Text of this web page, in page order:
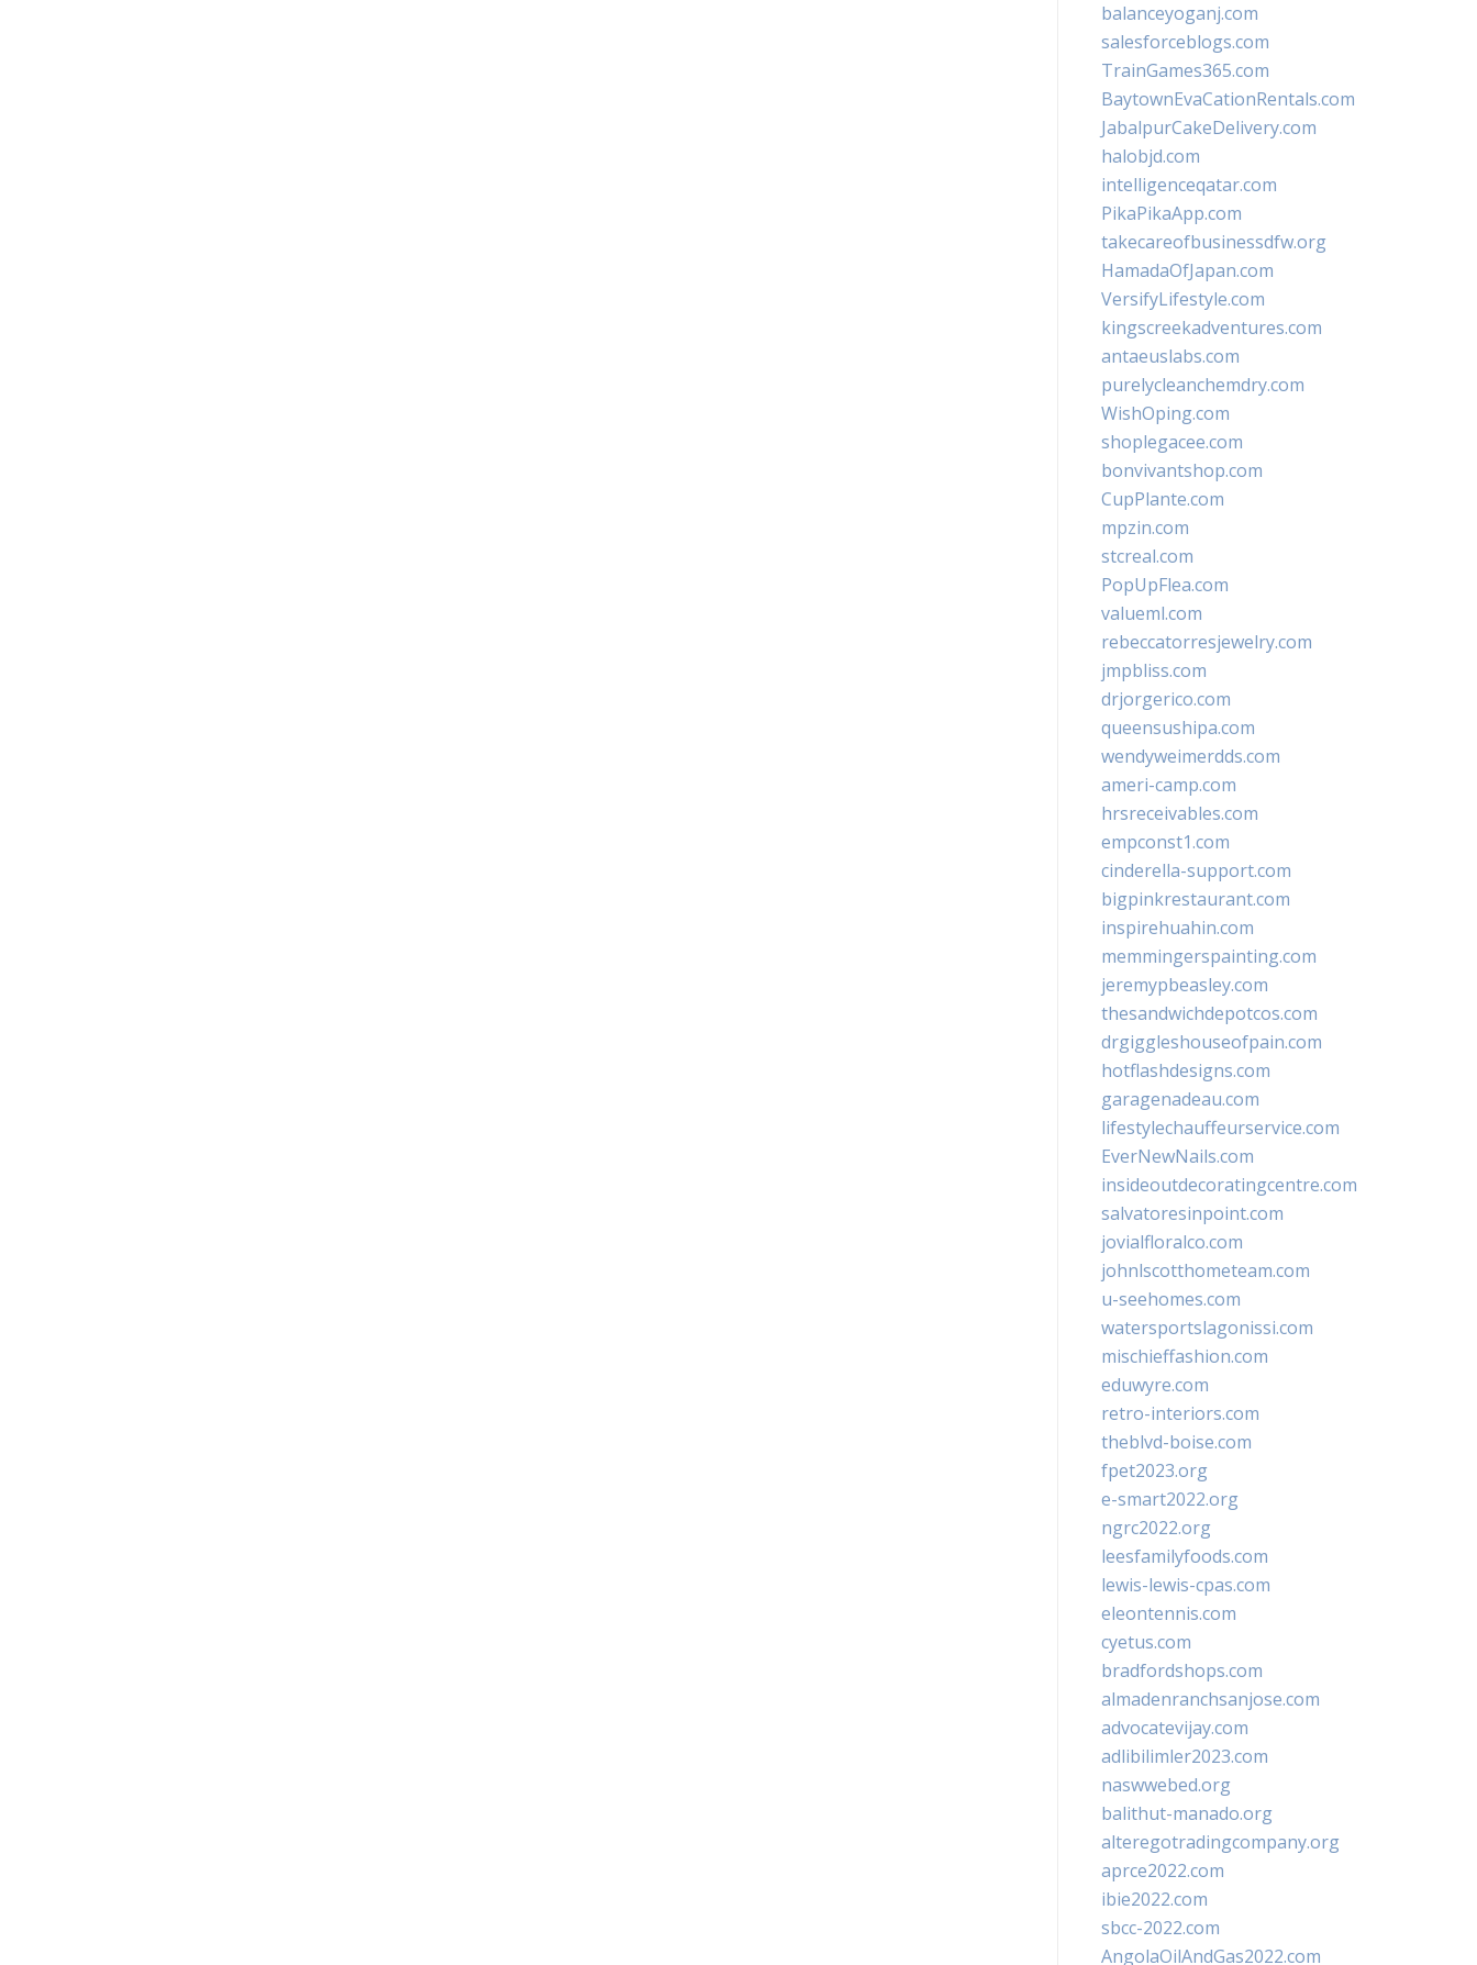
balanceyoganj.com
salesforceblogs.com
TrainGames365.com
BaytownEvaCationRentals.com
JabalpurCakeDelivery.com
halobjd.com
intelligenceqatar.com
PikaPikaApp.com
takecareofbusinessdfw.org
HamadaOfJapan.com
VersifyLifestyle.com
kingscreekadventures.com
antaeuslabs.com
purelycleanchemdry.com
WishOping.com
shoplegacee.com
bonvivantshop.com
CupPlante.com
mpzin.com
stcreal.com
PopUpFlea.com
valueml.com
rebeccatorresjewelry.com
jmpbliss.com
drjorgerico.com
queensushipa.com
wendyweimerdds.com
ameri-camp.com
hrsreceivables.com
empconst1.com
cinderella-support.com
bigpinkrestaurant.com
inspirehuahin.com
memmingerspainting.com
jeremypbeasley.com
thesandwichdepotcos.com
drgiggleshouseofpain.com
hotflashdesigns.com
garagenadeau.com
lifestylechauffeurservice.com
EverNewNails.com
insideoutdecoratingcentre.com
salvatoresinpoint.com
jovialfloralco.com
johnlscotthometeam.com
u-seehomes.com
watersportslagonissi.com
mischieffashion.com
eduwyre.com
retro-interiors.com
theblvd-boise.com
fpet2023.org
e-smart2022.org
ngrc2022.org
leesfamilyfoods.com
lewis-lewis-cpas.com
eleontennis.com
cyetus.com
bradfordshops.com
almadenranchsanjose.com
advocatevijay.com
adlibilimler2023.com
naswwebed.org
balithut-manado.org
alteregotradingcompany.org
aprce2022.com
ibie2022.com
sbcc-2022.com
AngolaOilAndGas2022.com